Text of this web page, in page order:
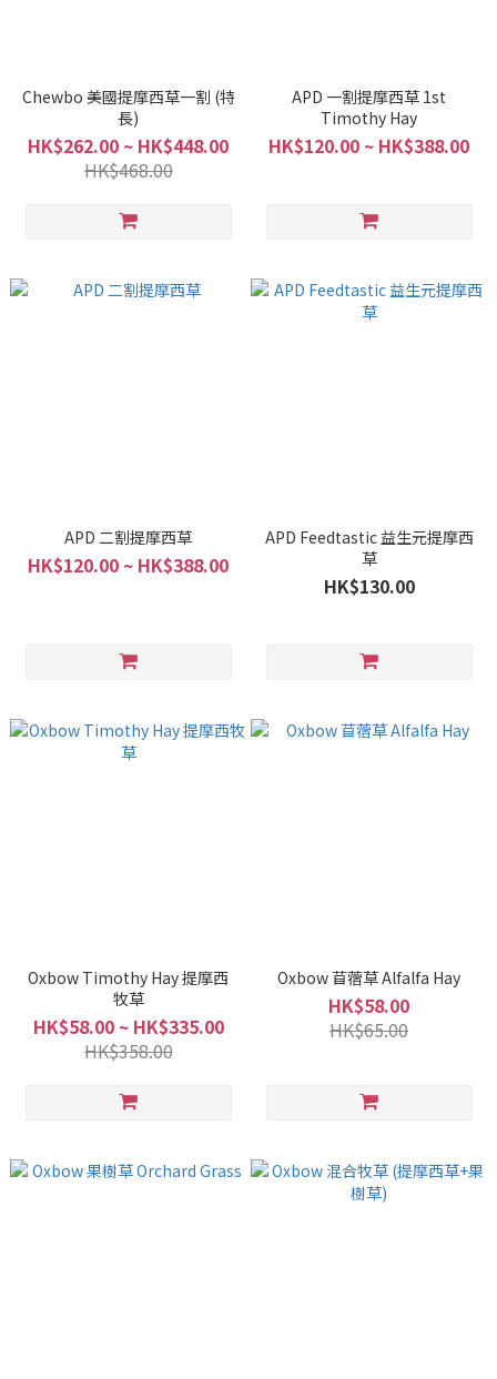
Chewbo 美國提摩西草一割 (特
長)
HK$262.00 ~ HK$448.00
HK$468.00
APD 一割提摩西草 1st
Timothy Hay
HK$120.00 ~ HK$388.00
APD 二割提摩西草
HK$120.00 ~ HK$388.00
APD Feedtastic 益生元提摩西
草
HK$130.00
Oxbow Timothy Hay 提摩西
牧草
HK$58.00 ~ HK$335.00
HK$358.00
Oxbow 苜蓿草 Alfalfa Hay
HK$58.00
HK$65.00